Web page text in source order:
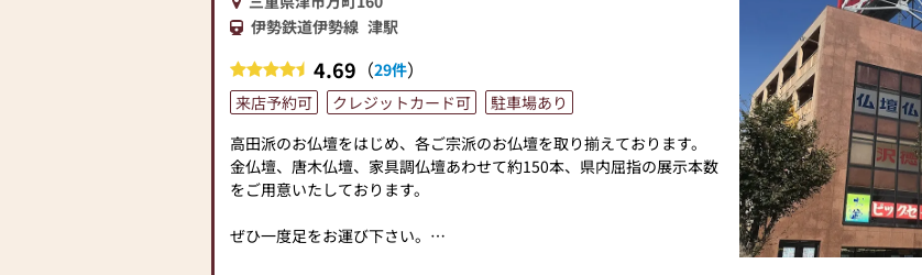
【お位牌】
お位牌は50年以上の長い期間にわたりおまつりするものです。
その年数に耐えうる品質の高いお位牌をおすすめしたいと考えており
ます。
価格：1万円台〜
【その他】
教用具を幅広く取り扱っております。
伊勢鉄道伊勢線 津駅
4.69 （29件）
来店予約可 クレジットカード可
駐車場あり
高田派のお仏壇をはじめ、各ご宗派のお仏壇を取り揃えております。
金仏壇、唐木仏壇、家具調仏壇あわせて約150本、県内屈指の展示本数
をご用意いたしております。
ぜひ一度足をお運び下さい。